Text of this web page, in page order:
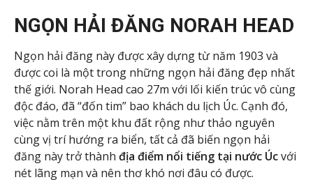
NGỌN HẢI ĐĂNG NORAH HEAD
Ngọn hải đăng này được xây dựng từ năm 1903 và
được coi là một trong những ngọn hải đăng đẹp nhất
thế giới. Norah Head cao 27m với lối kiến trúc vô cùng
độc đáo, đã “đốn tim” bao khách du lịch Úc. Cạnh đó,
việc nằm trên một khu đất rộng như thảo nguyên
cùng vị trí hướng ra biển, tất cả đã biến ngọn hải
đăng này trở thành địa điểm nổi tiếng tại nước Úcvới
nét lãng mạn và nên thơ khó nơi đâu có được.